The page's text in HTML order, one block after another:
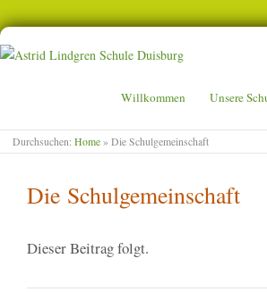
ASTRID LINDGREN
Willkommen Unsere
Durchsuchen: Home » Die Schulgemeinschaft
Die Schulgemeinschaft
Dieser Beitrag folgt.